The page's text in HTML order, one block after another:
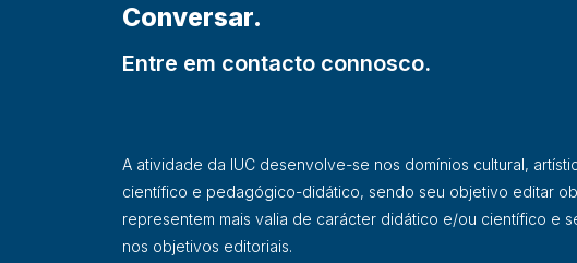
Conversar.
Entre em contacto connosco.
A atividade da IUC desenvolve-se nos domínios cultural,
científico e pedagógico-didático, sendo seu objetivo editar
representem mais valia de carácter didático e/ou científico e
nos objetivos editoriais.